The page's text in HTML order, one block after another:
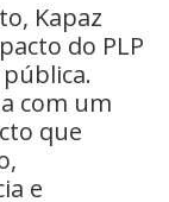
Kapaz
do PLP
com um
que
e